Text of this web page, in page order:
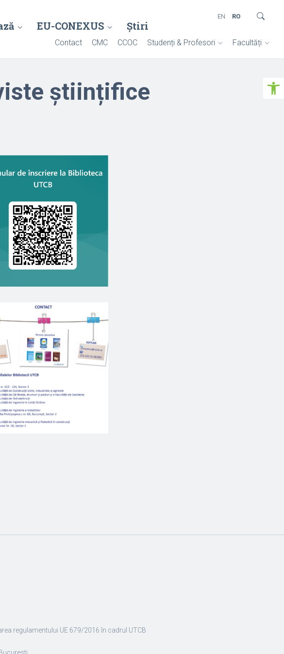
Deschide
EU-CONEXUS Știri
Contact CMC CCOC Studenți & Profesori Facultăți
EN RO
științifice
regulamentului UE 679/2016 în cadrul UTCB